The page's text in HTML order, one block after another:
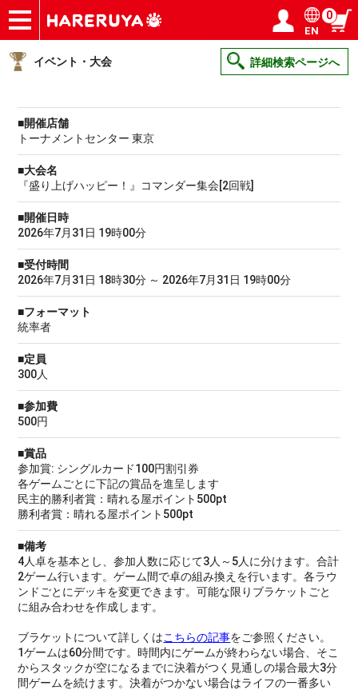
ショップ
買取
記事
デッキ検索
デッキ構築
選手一覧
店舗一覧
イベント
ヘルプ
お問い合わせ ログイン／会員登録
EN
0
イベント・大会 詳細検索ページへ
■開催店舗
トーナメントセンター 東京
■大会名
『盛り上げハッピー！』コマンダー集会[2回戦]
■開催日時
2026年7月31日 19時00分
■受付時間
2026年7月31日 18時30分 ～ 2026年7月31日 19時00分
■フォーマット
統率者
■定員
300人
■参加費
500円
■賞品
参加賞: シングルカード100円割引券
各ゲームごとに下記の賞品を進呈します
民主的勝利者賞：晴れる屋ポイント500pt
勝利者賞：晴れる屋ポイント500pt
■備考
4人卓を基本とし、参加人数に応じて3人～5人に分けます。合計
2ゲーム行います。ゲーム間で卓の組み換えを行います。各ラウ
ンドごとにデッキを変更できます。可能な限りブラケットごと
に組み合わせを作成します。
ブラケットについて詳しくはこちらの記事をご参照ください。
1ゲームは60分間です。時間内にゲームが終わらない場合、そこ
からスタックが空になるまでに決着がつく見通しの場合最大3分
間ゲームを続けます。決着がつかない場合はライフの一番多い